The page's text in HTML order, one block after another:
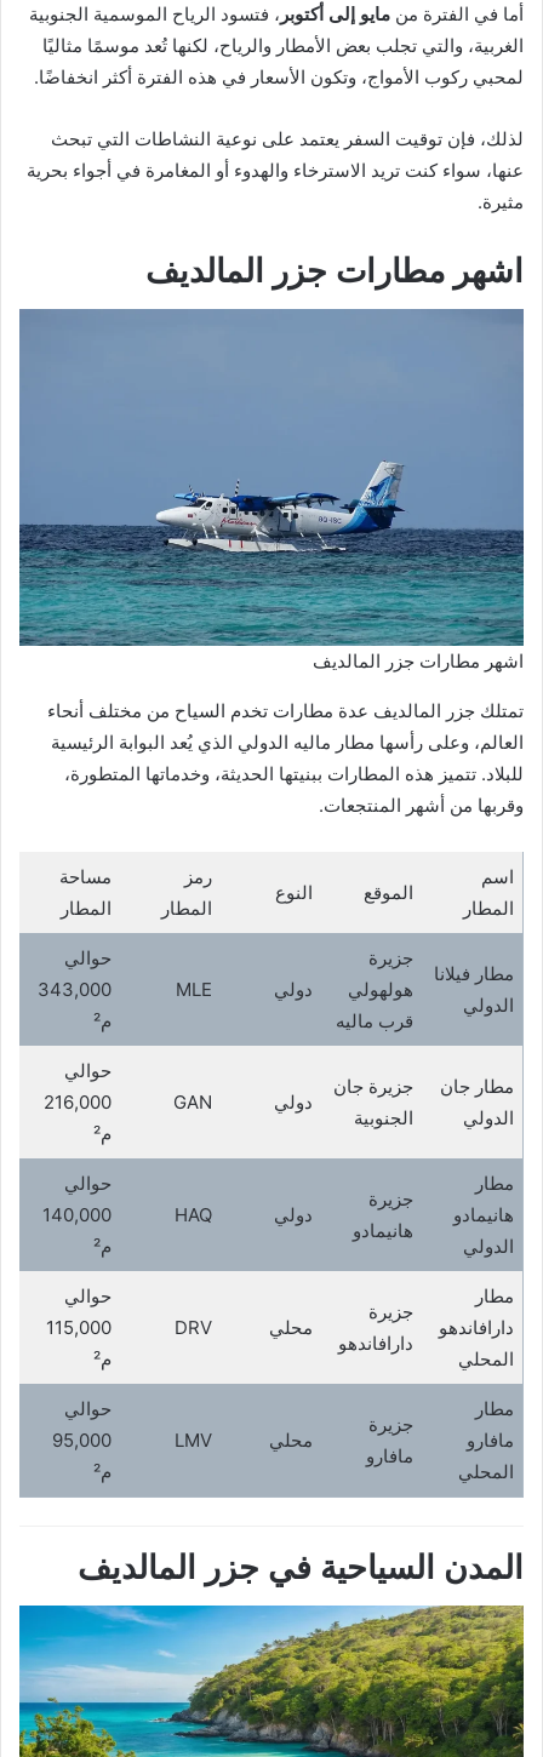
أما في الفترة من مايو إلى أكتوبر ، فتسود الرياح الموسمية الجنوبية
الغربية، والتي تجلب بعض الأمطار والرياح، لكنها تُعد موسمًا مثاليًا
لمحبي ركوب الأمواج، وتكون الأسعار في هذه الفترة أكثر انخفاضًا.
لذلك، فإن توقيت السفر يعتمد على نوعية النشاطات التي تبحث
عنها، سواء كنت تريد الاسترخاء والهدوء أو المغامرة في أجواء بحرية
مثيرة.
اشهر مطارات جزر المالديف
اشهر مطارات جزر المالديف
تمتلك جزر المالديف عدة مطارات تخدم السياح من مختلف أنحاء
العالم، وعلى رأسها مطار ماليه الدولي الذي يُعد البوابة الرئيسية
للبلاد. تتميز هذه المطارات ببنيتها الحديثة، وخدماتها المتطورة،
وقربها من أشهر المنتجعات.
اسم
المطار
الموقع النوع
رمز
المطار
مساحة
المطار
مطار فيلانا
الدولي
جزيرة
هولهولي
قرب ماليه
دولي MLE
حوالي
343,000
م²
مطار جان
الدولي
جزيرة جان
الجنوبية
دولي GAN
حوالي
216,000
م²
مطار
هانيمادو
الدولي
جزيرة
هانيمادو
دولي HAQ
حوالي
140,000
م²
مطار
دارافاندهو
المحلي
جزيرة
دارافاندهو
محلي DRV
حوالي
115,000
م²
مطار
مافارو
المحلي
جزيرة
مافارو
محلي LMV
حوالي
95,000
م²
المدن السياحية في جزر المالديف